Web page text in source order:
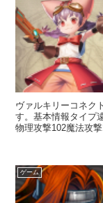
ヴァルキリーコネク
す。基本情報タイプ
物理攻撃102魔法攻
ゲーム